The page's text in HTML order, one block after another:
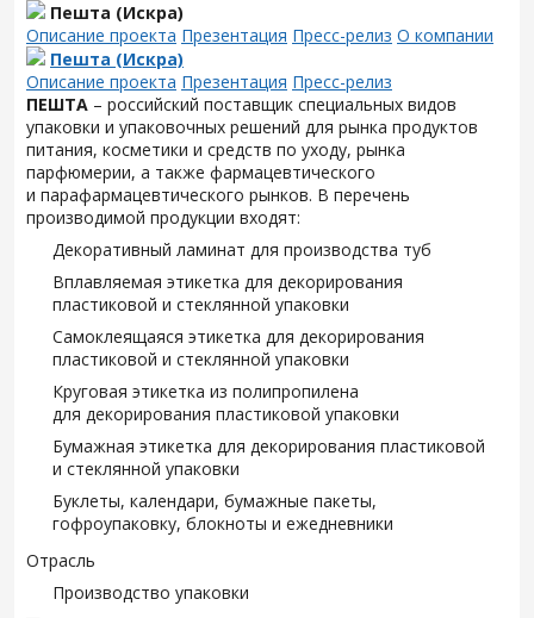
Пешта (Искра)
Описание проекта Презентация Пресс-релиз О компании
Пешта (Искра)
Описание проекта Презентация Пресс-релиз
ПЕШТА – российский поставщик специальных видов
упаковки и упаковочных решений для рынка продуктов
питания, косметики и средств по уходу, рынка
парфюмерии, а также фармацевтического
и парафармацевтического рынков. В перечень
производимой продукции входят:
Декоративный ламинат для производства туб
Вплавляемая этикетка для декорирования
пластиковой и стеклянной упаковки
Самоклеящаяся этикетка для декорирования
пластиковой и стеклянной упаковки
Круговая этикетка из полипропилена
для декорирования пластиковой упаковки
Бумажная этикетка для декорирования пластиковой
и стеклянной упаковки
Буклеты, календари, бумажные пакеты,
гофроупаковку, блокноты и ежедневники
Отрасль
Производство упаковки